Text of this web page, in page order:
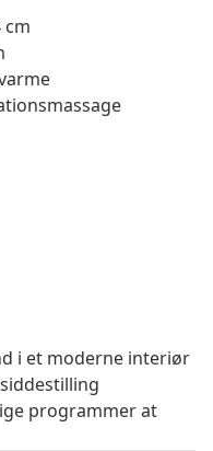
cm
i et moderne interiør
programmer at